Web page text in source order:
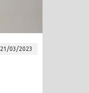
21/03/2023